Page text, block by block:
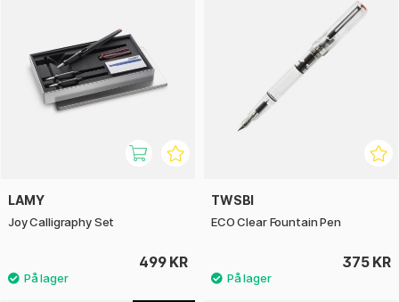
LAMY
Joy Calligraphy Set
499 KR
TWSBI
ECO Clear Fountain Pen
375 KR